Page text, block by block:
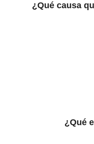
¿Qué causa
¿Qué